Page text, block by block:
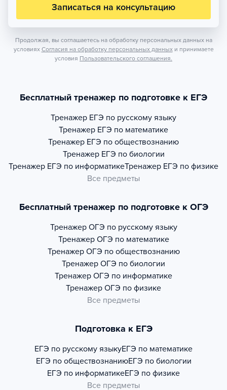
Записаться на консультацию
Продолжая, вы соглашаетесь на обработку персональных данных на
условиях Согласия на обработку персональных данных и принимаете
условия Пользовательского соглашения.
Бесплатный тренажер по подготовке к ЕГЭ
Тренажер ЕГЭ по русскому языку
Тренажер ЕГЭ по математике
Тренажер ЕГЭ по обществознанию
Тренажер ЕГЭ по биологии
Тренажер ЕГЭ по информатикеТренажер ЕГЭ по физике
Все предметы
Бесплатный тренажер по подготовке к ОГЭ
Тренажер ОГЭ по русскому языку
Тренажер ОГЭ по математике
Тренажер ОГЭ по обществознанию
Тренажер ОГЭ по биологии
Тренажер ОГЭ по информатике
Тренажер ОГЭ по физике
Все предметы
Подготовка к ЕГЭ
ЕГЭ по русскому языкуЕГЭ по математике
ЕГЭ по обществознаниюЕГЭ по биологии
ЕГЭ по информатикеЕГЭ по физике
Все предметы